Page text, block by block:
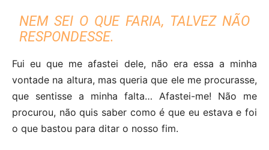
NEM SEI O QUE FARIA, TALVEZ NÃO
RESPONDESSE.
Fui eu que me afastei dele, não era essa a minha
vontade na altura, mas queria que ele me procurasse,
que sentisse a minha falta… Afastei-me! Não me
procurou, não quis saber como é que eu estava e foi
o que bastou para ditar o nosso fim.